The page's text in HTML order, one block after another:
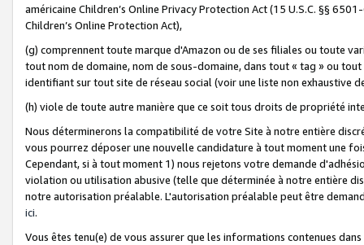
américaine Children’s Online Privacy Protection Act (15 U.S.C. §§
Children’s Online Protection Act),
(g) comprennent toute marque d'Amazon ou de ses filiales ou toute
tout nom de domaine, nom de sous-domaine, dans tout « tag » ou
identifiant sur tout site de réseau social (voir une liste non exhaustive
(h) viole de toute autre manière que ce soit tous droits de propriété
Nous déterminerons la compatibilité de votre Site à notre entière
vous pourrez déposer une nouvelle candidature à tout moment une
Cependant, si à tout moment 1) nous rejetons votre demande
violation ou utilisation abusive (telle que déterminée à notre entière
notre autorisation préalable. L'autorisation préalable peut être
ici.
Vous êtes tenu(e) de vous assurer que les informations contenues